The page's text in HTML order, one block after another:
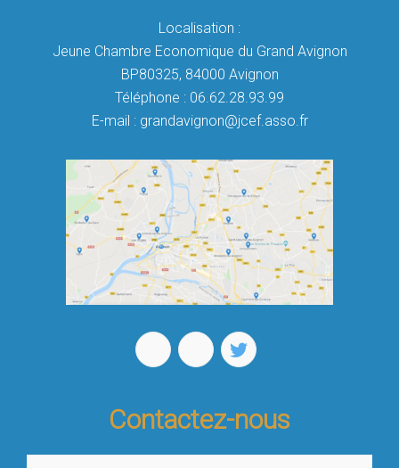
Localisation :
Jeune Chambre Economique du Grand Avignon
BP80325, 84000 Avignon
Téléphone : 06.62.28.93.99
E-mail : grandavignon@jcef.asso.fr
Contactez-nous